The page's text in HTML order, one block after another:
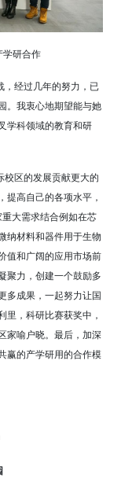
学研合作
经过几年的努力，已
。我衷心地期望能与她
学科领域的教育和研
区的发展贡献更大的
提高自己的各项水平，
大需求结合例如在芯
纳材料和器件用于生物
值和广阔的应用市场前
聚力，创建一个鼓励多
多成果，一起努力让国
里，科研比赛获奖中，
家喻户晓。最后，加深
赢的产学研用的合作模